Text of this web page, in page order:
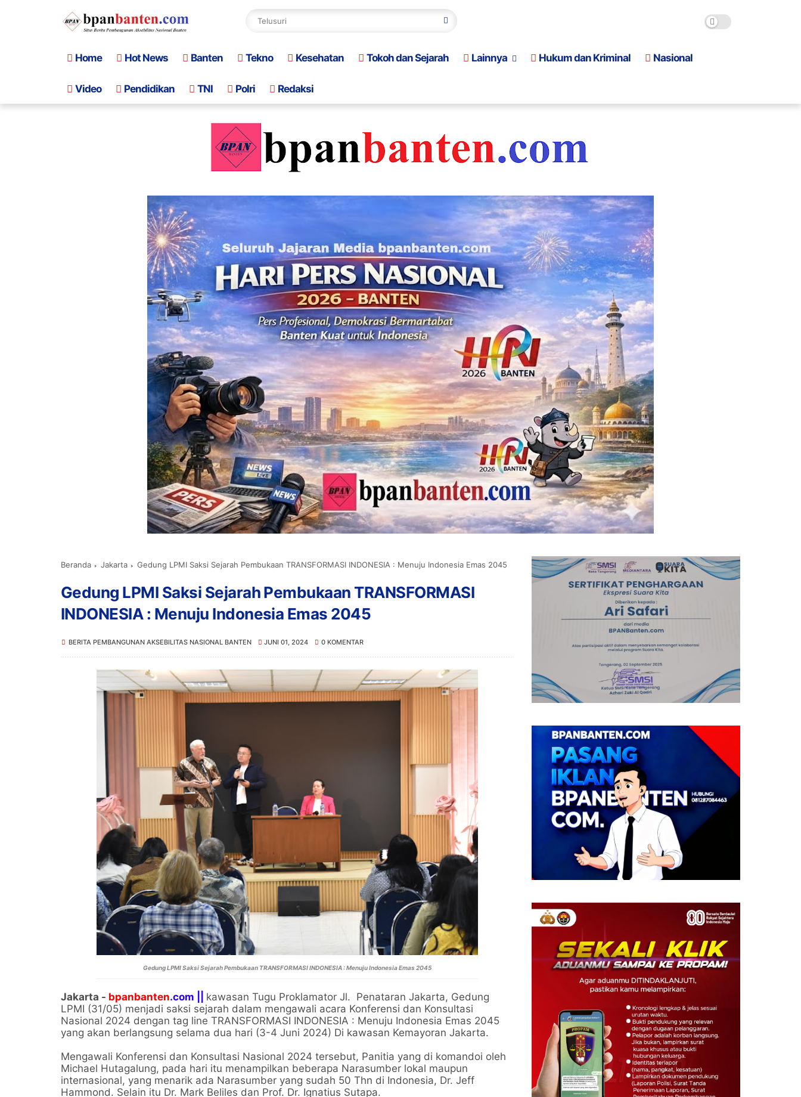
Home Hot News Banten Tekno Kesehatan Tokoh dan Sejarah Lainnya Hukum dan Kriminal Nasional
Video Pendidikan TNI Polri Redaksi
Beranda Jakarta Gedung LPMI Saksi Sejarah Pembukaan TRANSFORMASI INDONESIA : Menuju Indonesia Emas 2045
Gedung LPMI Saksi Sejarah Pembukaan TRANSFORMASI
INDONESIA : Menuju Indonesia Emas 2045
BERITA PEMBANGUNAN AKSEBILITAS NASIONAL BANTEN JUNI 01, 2024 0 KOMENTAR
Gedung LPMI Saksi Sejarah Pembukaan TRANSFORMASI INDONESIA : Menuju Indonesia Emas 2045
Jakarta - bpanbanten.com || kawasan Tugu Proklamator Jl. Penataran Jakarta, Gedung
LPMI (31/05) menjadi saksi sejarah dalam mengawali acara Konferensi dan Konsultasi
Nasional 2024 dengan tag line TRANSFORMASI INDONESIA : Menuju Indonesia Emas 2045
yang akan berlangsung selama dua hari (3-4 Juni 2024) Di kawasan Kemayoran Jakarta.
Mengawali Konferensi dan Konsultasi Nasional 2024 tersebut, Panitia yang di komandoi oleh
Michael Hutagalung, pada hari itu menampilkan beberapa Narasumber lokal maupun
internasional, yang menarik ada Narasumber yang sudah 50 Thn di Indonesia, Dr. Jeff
Hammond. Selain itu Dr. Mark Beliles dan Prof. Dr. Ignatius Sutapa.